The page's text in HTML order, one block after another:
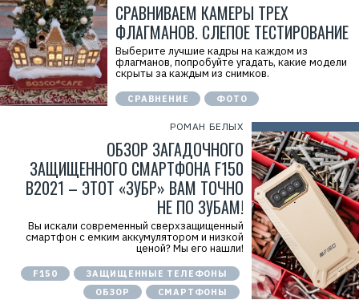
СРАВНИВАЕМ КАМЕРЫ ТРЕХ
ФЛАГМАНОВ. СЛЕПОЕ ТЕСТИРОВАНИЕ
Выберите лучшие кадры на каждом из
флагманов, попробуйте угадать, какие модели
скрыты за каждым из снимков.
СРАВНЕНИЕ ФОТО
РОМАН БЕЛЫХ
ОБЗОР ЗАГАДОЧНОГО
ЗАЩИЩЕННОГО СМАРТФОНА F150
B2021 – ЭТОТ «ЗУБР» ВАМ ТОЧНО
НЕ ПО ЗУБАМ!
Вы искали современный сверхзащищенный
смартфон с емким аккумулятором и низкой
ценой? Мы его нашли!
F150
ЗАЩИЩЕННЫЕ ТЕЛЕФОНЫ
ОБЗОР
СМАРТФОНЫ
Р
е
к
л
а
C